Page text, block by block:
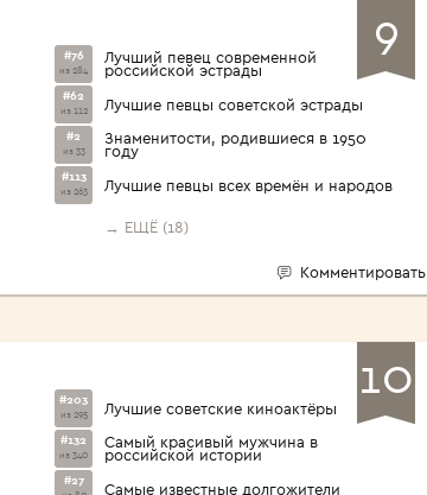
9
#76
из 284
Лучший певец современной
российской эстрады
#62
из 112 Лучшие певцы советской эстрады
#2
из 33
Знаменитости, родившиеся в 1950
году
#113
из 263 Лучшие певцы всех времён и народов
→ ЕЩЁ (18)
Комментировать
10
#203
из 295 Лучшие советские киноактёры
#132
из 340
Самый красивый мужчина в
российской истории
#27 Самые известные долгожители